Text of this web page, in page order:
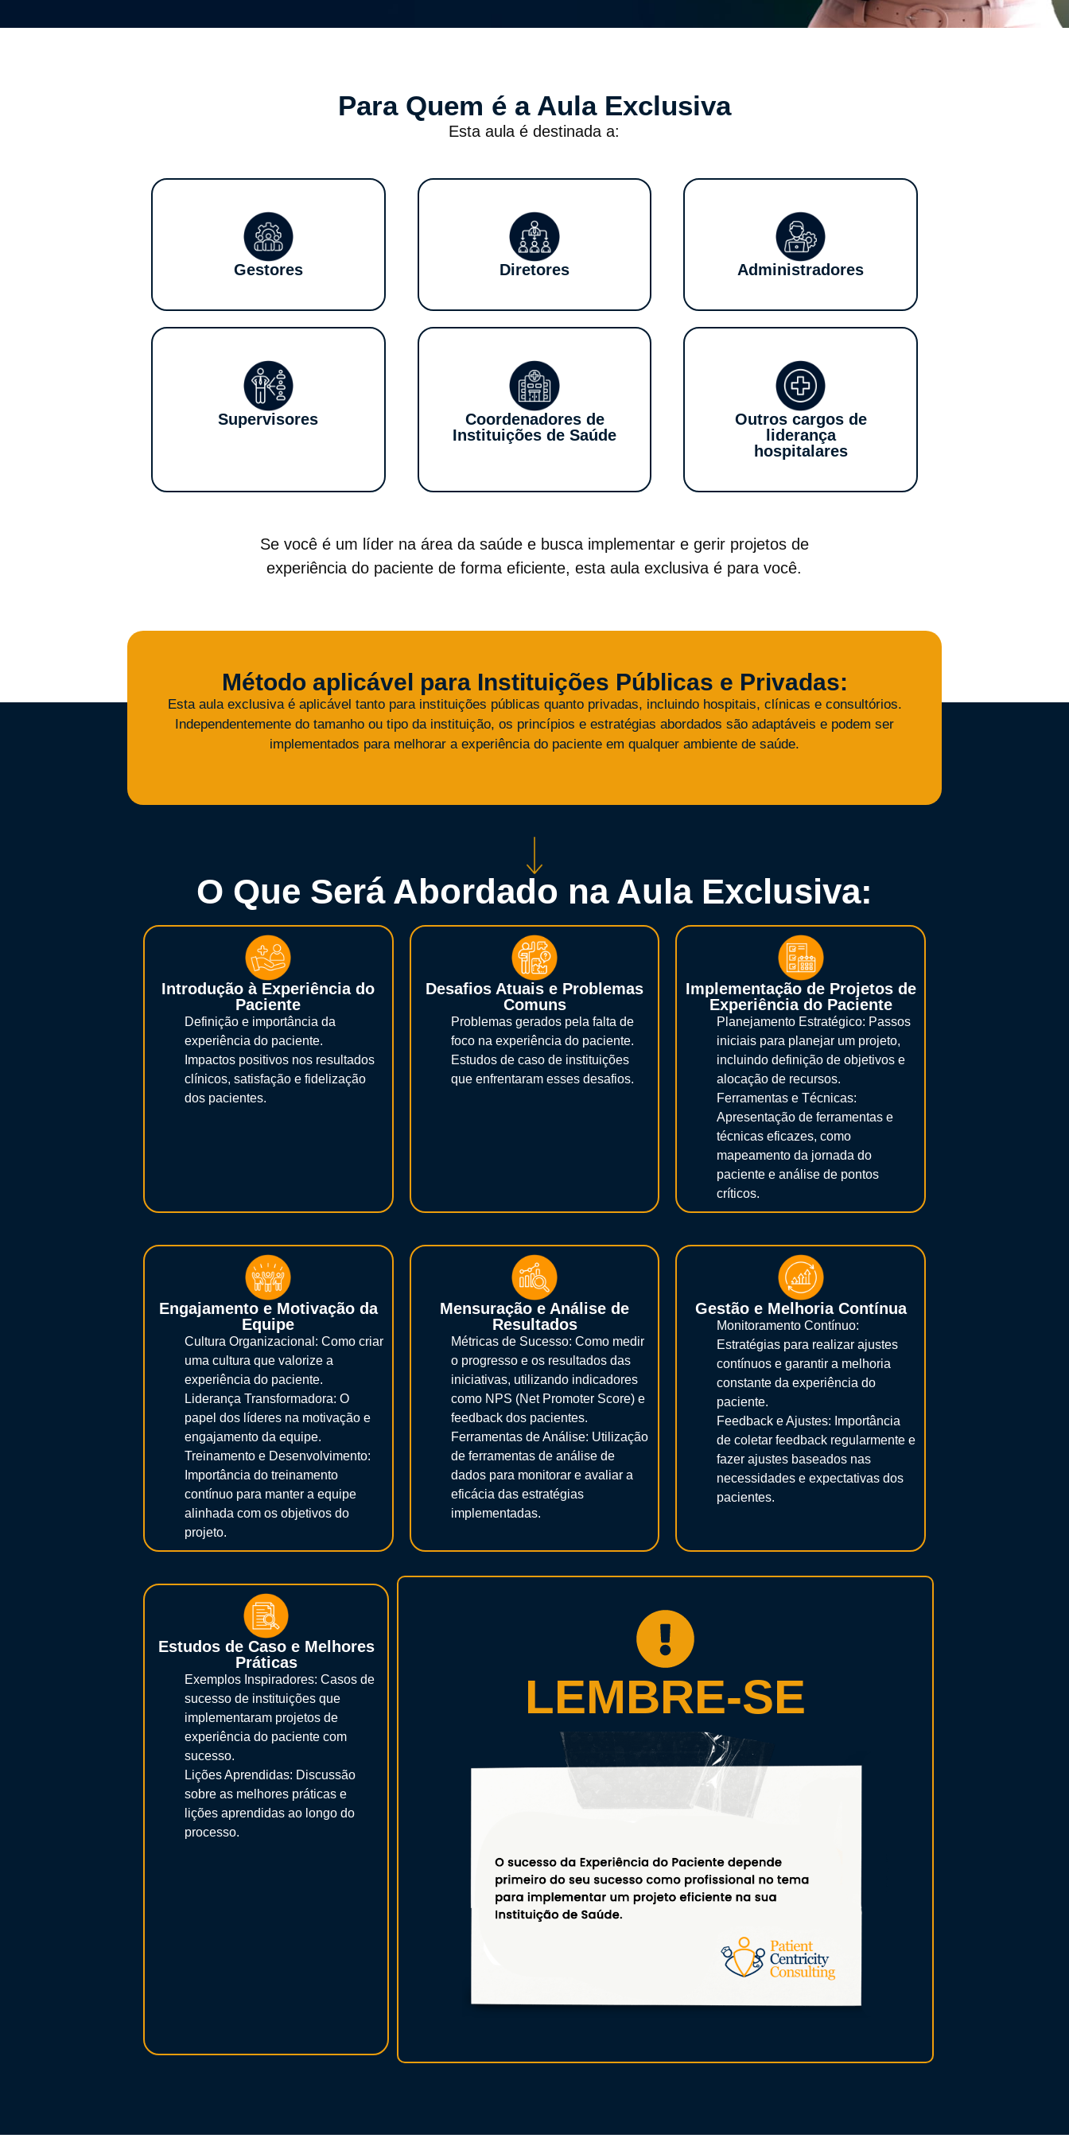
Para Quem é a Aula Exclusiva
Esta aula é destinada a:
Gestores Diretores Administradores
Supervisores
Coordenadores de
Instituições de Saúde
Outros cargos de
liderança
hospitalares
Se você é um líder na área da saúde e busca implementar e gerir projetos de
experiência do paciente de forma eficiente, esta aula exclusiva é para você.
Método aplicável para Instituições Públicas e Privadas:
Esta aula exclusiva é aplicável tanto para instituições públicas quanto privadas, incluindo hospitais, clínicas e consultórios.
Independentemente do tamanho ou tipo da instituição, os princípios e estratégias abordados são adaptáveis e podem ser
implementados para melhorar a experiência do paciente em qualquer ambiente de saúde.
O Que Será Abordado na Aula Exclusiva:
Introdução à Experiência do
Paciente
Definição e importância da
experiência do paciente.
Impactos positivos nos resultados
clínicos, satisfação e fidelização
dos pacientes.
Desafios Atuais e Problemas
Comuns
Problemas gerados pela falta de
foco na experiência do paciente.
Estudos de caso de instituições
que enfrentaram esses desafios.
Implementação de Projetos de
Experiência do Paciente
Planejamento Estratégico: Passos
iniciais para planejar um projeto,
incluindo definição de objetivos e
alocação de recursos.
Ferramentas e Técnicas:
Apresentação de ferramentas e
técnicas eficazes, como
mapeamento da jornada do
paciente e análise de pontos
críticos.
Engajamento e Motivação da
Equipe
Cultura Organizacional: Como criar
uma cultura que valorize a
experiência do paciente.
Liderança Transformadora: O
papel dos líderes na motivação e
engajamento da equipe.
Treinamento e Desenvolvimento:
Importância do treinamento
contínuo para manter a equipe
alinhada com os objetivos do
projeto.
Mensuração e Análise de
Resultados
Métricas de Sucesso: Como medir
o progresso e os resultados das
iniciativas, utilizando indicadores
como NPS (Net Promoter Score) e
feedback dos pacientes.
Ferramentas de Análise: Utilização
de ferramentas de análise de
dados para monitorar e avaliar a
eficácia das estratégias
implementadas.
Gestão e Melhoria Contínua
Monitoramento Contínuo:
Estratégias para realizar ajustes
contínuos e garantir a melhoria
constante da experiência do
paciente.
Feedback e Ajustes: Importância
de coletar feedback regularmente e
fazer ajustes baseados nas
necessidades e expectativas dos
pacientes.
Estudos de Caso e Melhores
Práticas
Exemplos Inspiradores: Casos de
sucesso de instituições que
implementaram projetos de
experiência do paciente com
sucesso.
Lições Aprendidas: Discussão
sobre as melhores práticas e
lições aprendidas ao longo do
processo.
LEMBRE-SE